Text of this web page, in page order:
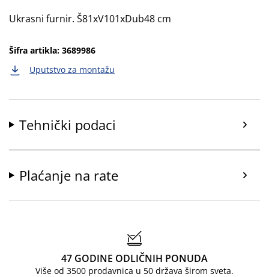
Ukrasni furnir. Š81xV101xDub48 cm
Šifra artikla: 3689986
Uputstvo za montažu
Tehnički podaci
Plaćanje na rate
47 GODINE ODLIČNIH PONUDA
Više od 3500 prodavnica u 50 država širom sveta.